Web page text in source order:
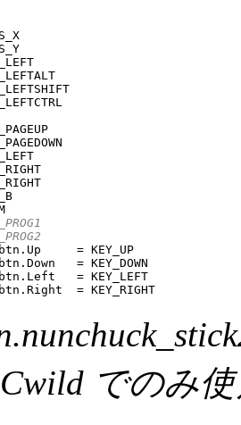
= KEY_UP
= KEY_DOWN
= KEY_LEFT
= KEY_RIGHT
でのみ